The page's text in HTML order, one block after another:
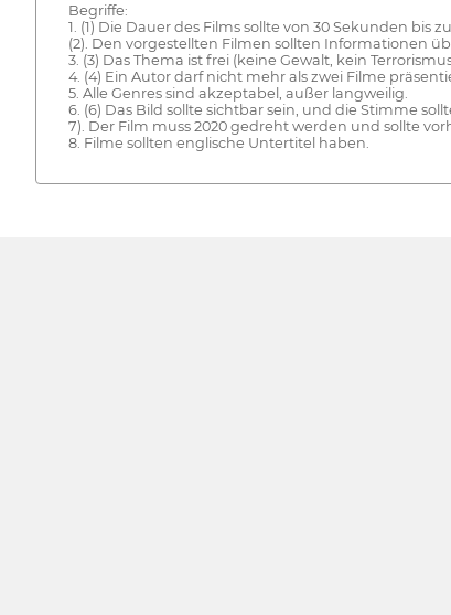
Begriffe:
1. (1) Die Dauer des Films sollte von 30 Sekunden bis
(2). Den vorgestellten Filmen sollten Informationen
3. (3) Das Thema ist frei (keine Gewalt, kein
4. (4) Ein Autor darf nicht mehr als zwei Filme
5. Alle Genres sind akzeptabel, außer langweilig.
6. (6) Das Bild sollte sichtbar sein, und die Stimme
7). Der Film muss 2020 gedreht werden und sollte
8. Filme sollten englische Untertitel haben.